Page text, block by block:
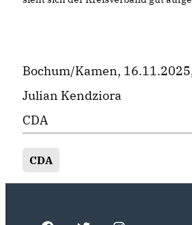
Bochum/Kamen,
Julian Kendziora
CDA
CDA